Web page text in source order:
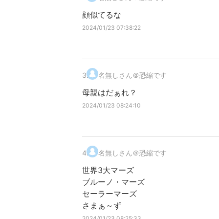
顔似てるな
2024/01/23 07:38:22
3. 名無しさん＠恐縮です
母親はだぁれ？
2024/01/23 08:24:10
4. 名無しさん＠恐縮です
世界3大マーズ
ブルーノ・マーズ
セーラーマーズ
さまぁ～ず